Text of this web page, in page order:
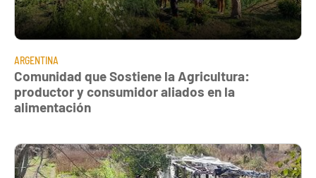
ARGENTINA
Comunidad que Sostiene la Agricultura:
productor y consumidor aliados en la
alimentación